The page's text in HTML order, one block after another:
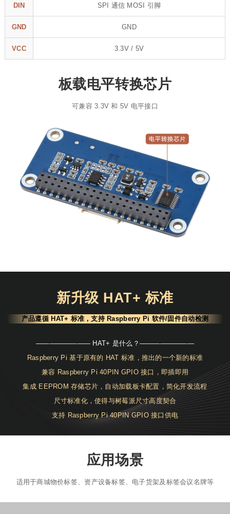
DIN SPI 通信 MOSI 引脚
GND GND
VCC 3.3V / 5V
板载电平转换芯片
可兼容 3.3V 和 5V 电平接口
新升级 HAT+ 标准
产品遵循 HAT+ 标准，支持 Raspberry Pi 软件/固件自动检测
———————— HAT+ 是什么？————————
Raspberry Pi 基于原有的 HAT 标准，推出的一个新的标准
兼容 Raspberry Pi 40PIN GPIO 接口，即插即用
集成 EEPROM 存储芯片，自动加载板卡配置，简化开发流程
尺寸标准化，使得与树莓派尺寸高度契合
支持 Raspberry Pi 40PIN GPIO 接口供电
应用场景
适用于商城物价标签、资产设备标签、电子货架及标签会议名牌等